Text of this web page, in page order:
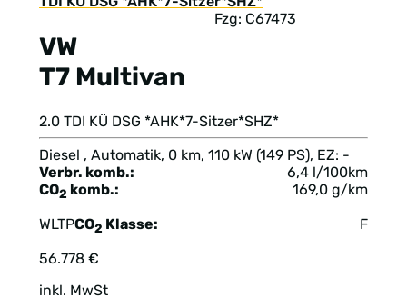
VW
T7 Multivan
Fzg: C67473
2.0 TDI KÜ DSG *AHK*7-Sitzer*SHZ*
Diesel , Automatik, 0 km, 110 kW (149 PS), EZ: -
Verbr. komb.:
6,4 l/100km
CO2 komb.: 169,0 g/km
WLTPCO2 Klasse: F
56.778 €
inkl. MwSt